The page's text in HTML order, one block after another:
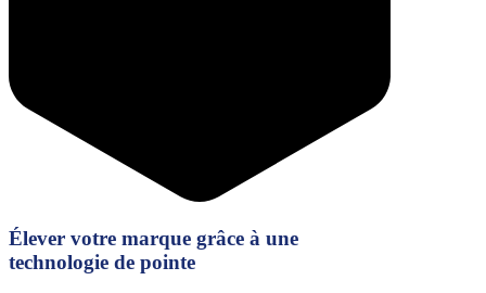
Élever votre marque grâce à une
technologie de pointe